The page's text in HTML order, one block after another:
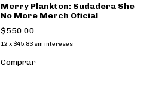
Merry Plankton: Sudadera She
No More Merch Oficial
$550.00
12 x $45.83 sin intereses
Comprar